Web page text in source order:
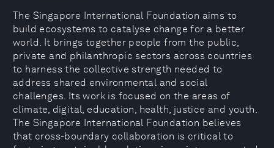
The Singapore International Foundation aims to
build ecosystems to catalyse change for a better
world. It brings together people from the public,
private and philanthropic sectors across countries
to harness the collective strength needed to
address shared environmental and social
challenges. Its work is focused on the areas of
climate, digital, education, health, justice and youth.
The Singapore International Foundation believes
that cross-boundary collaboration is critical to